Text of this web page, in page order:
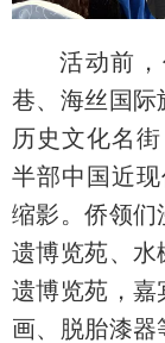
活动前
巷、海丝国际
历史文化名
半部中国近
缩影。侨领们
遗博览苑、水
遗博览苑，嘉
画、脱胎漆